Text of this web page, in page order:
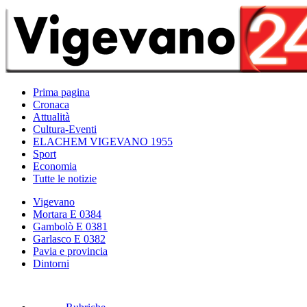
Prima pagina
Cronaca
Attualità
Cultura-Eventi
ELACHEM VIGEVANO 1955
Sport
Economia
Tutte le notizie
Vigevano
Mortara E 0384
Gambolò E 0381
Garlasco E 0382
Pavia e provincia
Dintorni